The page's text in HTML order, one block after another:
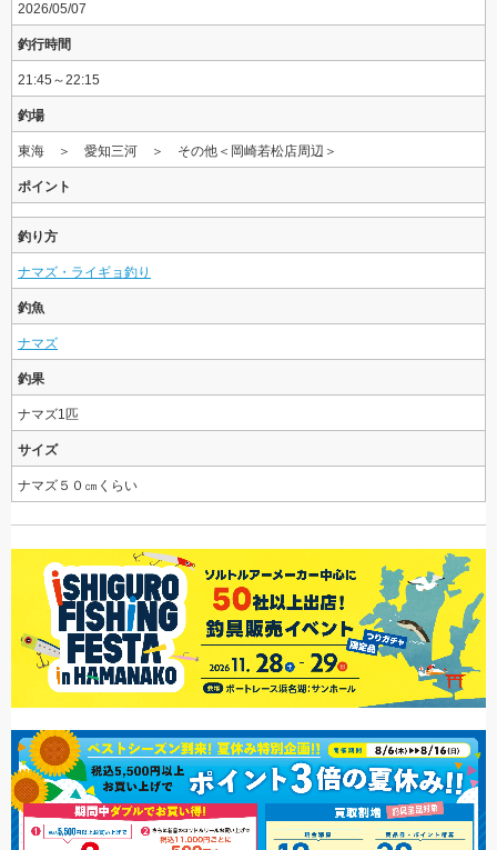
2026/05/07
釣行時間
21:45～22:15
釣場
東海 ＞ 愛知三河 ＞ その他＜岡崎若松店周辺＞
ポイント
釣り方
ナマズ・ライギョ釣り
釣魚
ナマズ
釣果
ナマズ1匹
サイズ
ナマズ５０㎝くらい